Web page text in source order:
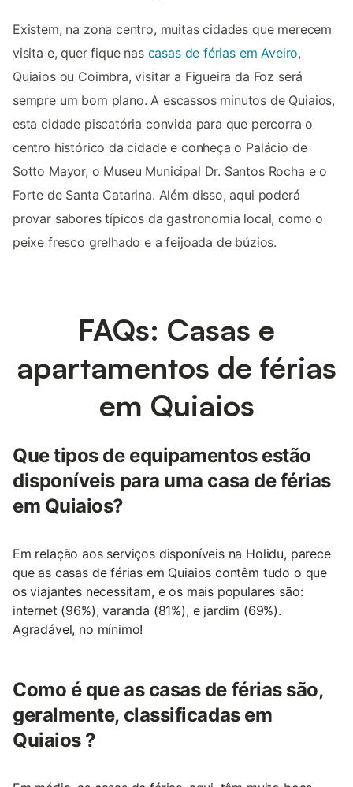
Existem, na zona centro, muitas cidades que merecem
visita e, quer fique nas casas de férias em Aveiro,
Quiaios ou Coimbra, visitar a Figueira da Foz será
sempre um bom plano. A escassos minutos de Quiaios,
esta cidade piscatória convida para que percorra o
centro histórico da cidade e conheça o Palácio de
Sotto Mayor, o Museu Municipal Dr. Santos Rocha e o
Forte de Santa Catarina. Além disso, aqui poderá
provar sabores típicos da gastronomia local, como o
peixe fresco grelhado e a feijoada de búzios.
FAQs: Casas e
apartamentos de férias
em Quiaios
Que tipos de equipamentos estão
disponíveis para uma casa de férias
em Quiaios?
Em relação aos serviços disponíveis na Holidu, parece
que as casas de férias em Quiaios contêm tudo o que
os viajantes necessitam, e os mais populares são:
internet (96%), varanda (81%), e jardim (69%).
Agradável, no mínimo!
Como é que as casas de férias são,
geralmente, classificadas em
Quiaios ?